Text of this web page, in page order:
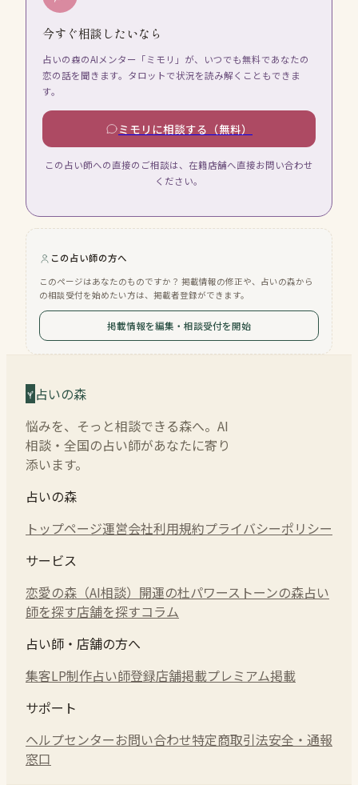
今すぐ相談したいなら
占いの森のAIメンター「ミモリ」が、いつでも無料であなたの
恋の話を聞きます。タロットで状況を読み解くこともできま
す。
ミモリに相談する（無料）
この占い師への直接のご相談は、在籍店舗へ直接お問い合わせ
ください。
この占い師の方へ
このページはあなたのものですか？ 掲載情報の修正や、占いの森から
の相談受付を始めたい方は、掲載者登録ができます。
掲載情報を編集・相談受付を開始
占いの森
悩みを、そっと相談できる森へ。AI
相談・全国の占い師があなたに寄り
添います。
占いの森
トップページ運営会社利用規約プライバシーポリシー
サービス
恋愛の森（AI相談） 開運の杜パワーストーンの森占い
師を探す店舗を探すコラム
占い師・店舗の方へ
集客LP制作占い師登録店舗掲載プレミアム掲載
サポート
ヘルプセンターお問い合わせ特定商取引法安全・通報
窓口